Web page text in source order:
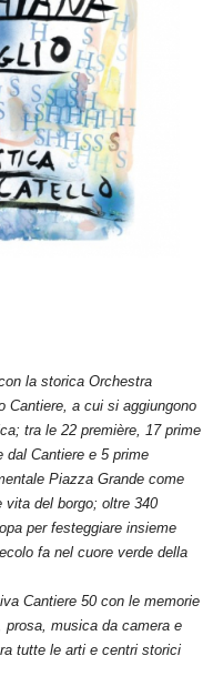
la storica Orchestra
Cantiere, a cui si aggiungono
tra le 22 première, 17 prime
Cantiere e 5 prime
Piazza Grande come
del borgo; oltre 340
per festeggiare insieme
fa nel cuore verde della
Cantiere 50 con le memorie
prosa, musica da camera e
tutte le arti e centri storici